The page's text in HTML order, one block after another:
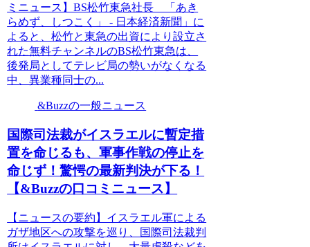
ミニュース】BS松竹東急社長 「あき
らめず、しつこく」 - 日本経済新聞」に
よると、松竹と東急の出資により設立さ
れた無料チャンネルのBS松竹東急は、
後発局としてテレビ局の勢いがなくなる
中、異業種同士の...
&Buzzの一般ニュース
国際司法裁がイスラエルに暫定措
置を命じるも、軍事作戦の停止を
命じず！驚愕の最新判決が下る！
【&Buzzの口コミニュース】
【ニュースの要約】イスラエル軍による
ガザ地区への攻撃を巡り、国際司法裁判